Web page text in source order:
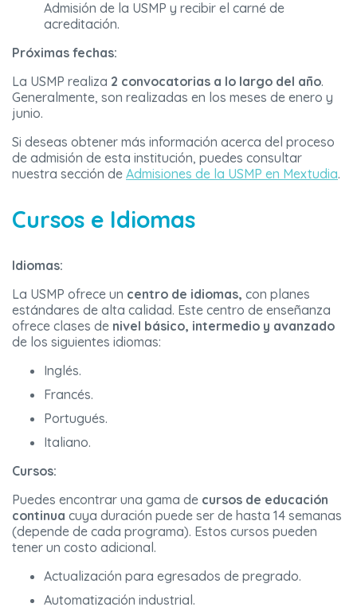
Admisión de la USMP y recibir el carné de
acreditación.
Próximas fechas:
La USMP realiza 2 convocatorias a lo largo del año.
Generalmente, son realizadas en los meses de enero y
junio.
Si deseas obtener más información acerca del proceso
de admisión de esta institución, puedes consultar
nuestra sección de Admisiones de la USMP en Mextudia.
Cursos e Idiomas
Idiomas:
La USMP ofrece un centro de idiomas, con planes
estándares de alta calidad. Este centro de enseñanza
ofrece clases de nivel básico, intermedio y avanzado
de los siguientes idiomas:
Inglés.
Francés.
Portugués.
Italiano.
Cursos:
Puedes encontrar una gama de cursos de educación
continua cuya duración puede ser de hasta 14 semanas
(depende de cada programa). Estos cursos pueden
tener un costo adicional.
Actualización para egresados de pregrado.
Automatización industrial.